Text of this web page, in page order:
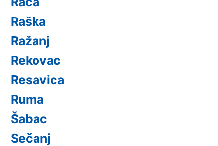
Raška
Ražanj
Rekovac
Resavica
Ruma
Šabac
Sečanj